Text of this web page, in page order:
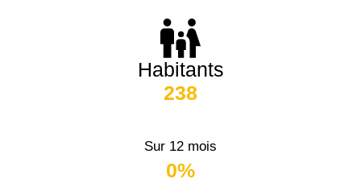
Habitants
238
Sur 12 mois
0%